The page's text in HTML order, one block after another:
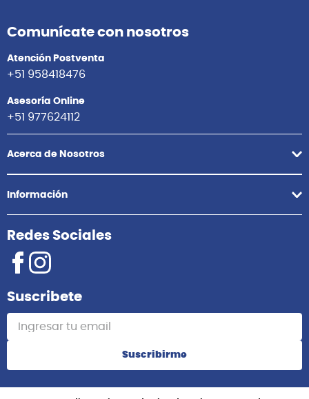
Comunícate con nosotros
Atención Postventa
+51 958418476
Asesoría Online
+51 977624112
Acerca de Nosotros
Información
Redes Sociales
Suscribete
Suscribirme